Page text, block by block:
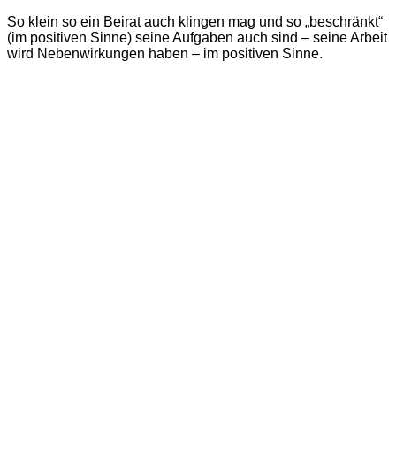
So klein so ein Beirat auch klingen mag und so „beschränkt“
(im positiven Sinne) seine Aufgaben auch sind – seine Arbeit
wird Nebenwirkungen haben – im positiven Sinne.